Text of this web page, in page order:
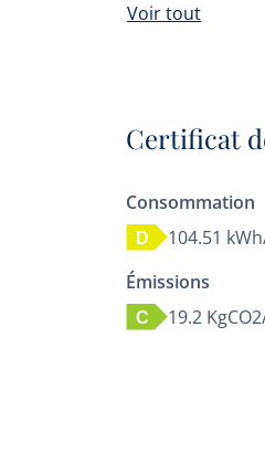
Voir tout
Certificat
Consommation
D 104.51
Émissions
C 19.2